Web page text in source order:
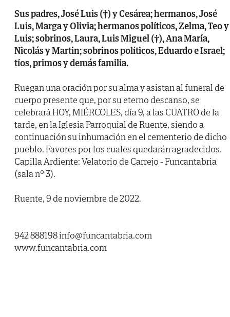
Sus padres, José Luis (†) y Cesárea; hermanos, José
Luis, Marga y Olivia; hermanos políticos, Zelma, Teo y
Luis; sobrinos, Laura, Luis Miguel (†), Ana María,
Nicolás y Martin; sobrinos políticos, Eduardo e Israel;
tíos, primos y demás familia.
Ruegan una oración por su alma y asistan al funeral de
cuerpo presente que, por su eterno descanso, se
celebrará HOY, MIÉRCOLES, día 9, a las CUATRO de la
tarde, en la Iglesia Parroquial de Ruente, siendo a
continuación su inhumación en el cementerio de dicho
pueblo. Favores por los cuales quedarán agradecidos.
Capilla Ardiente: Velatorio de Carrejo - Funcantabria
(sala nº 3).
Ruente, 9 de noviembre de 2022.
942 888198 info@funcantabria.com
www.funcantabria.com